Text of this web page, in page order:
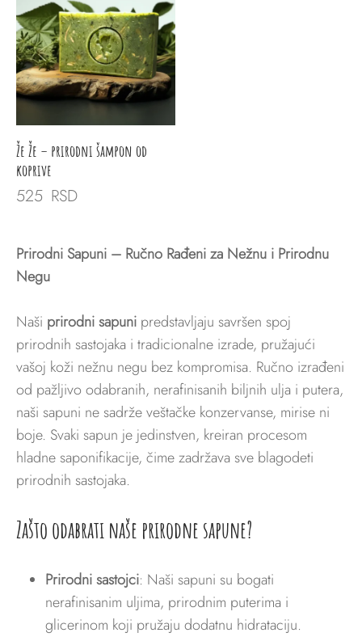
Že Že – prirodni šampon od
koprive
525 RSD
Prirodni Sapuni – Ručno Rađeni za Nežnu i Prirodnu
Negu
Naši prirodni sapuni predstavljaju savršen spoj
prirodnih sastojaka i tradicionalne izrade, pružajući
vašoj koži nežnu negu bez kompromisa. Ručno izrađeni
od pažljivo odabranih, nerafinisanih biljnih ulja i putera,
naši sapuni ne sadrže veštačke konzervanse, mirise ni
boje. Svaki sapun je jedinstven, kreiran procesom
hladne saponifikacije, čime zadržava sve blagodeti
prirodnih sastojaka.
Zašto odabrati naše prirodne sapune?
Prirodni sastojci: Naši sapuni su bogati
nerafinisanim uljima, prirodnim puterima i
glicerinom koji pružaju dodatnu hidrataciju.